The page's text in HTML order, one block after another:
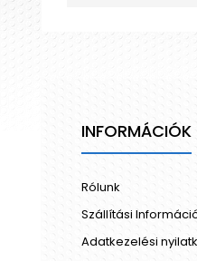
INFORMÁCIÓK
Rólunk
Szállítási
Adatkezelési